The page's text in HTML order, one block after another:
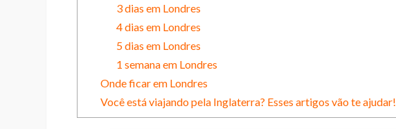
3 dias em Londres
4 dias em Londres
5 dias em Londres
1 semana em Londres
Onde ficar em Londres
Você está viajando pela Inglaterra? Esses artigos vão te ajudar!